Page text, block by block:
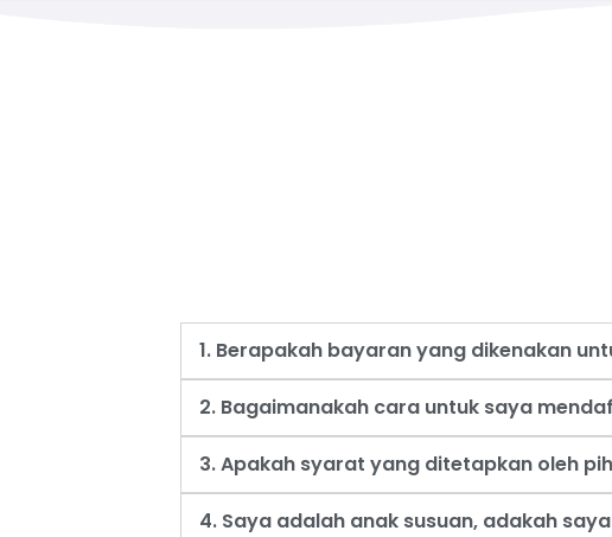
1. Berapakah bayaran yang dikenakan
2. Bagaimanakah cara untuk saya
3. Apakah syarat yang ditetapkan oleh
4. Saya adalah anak susuan, adakah